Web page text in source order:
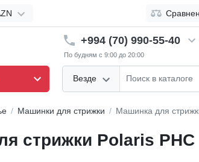
+994 (70) 990-55-40
По будням с 9:00 до 20:00
Везде
Машинки для стрижки Машинка для
стрижки Polaris PHC